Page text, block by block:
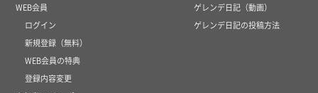
WEB会員
ログイン
新規登録（無料）
WEB会員の特典
登録内容変更
ゲレンデ日記（動画）
ゲレンデ日記の投稿方法